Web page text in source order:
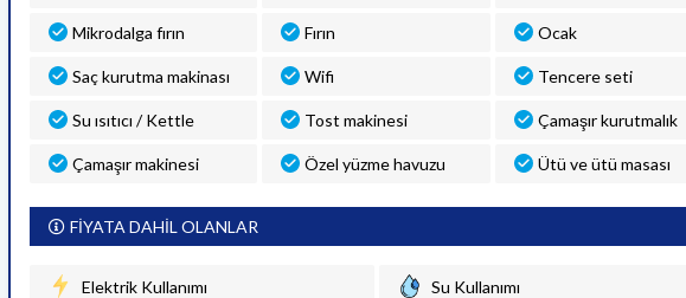
Mikrodalga fırın Fırın Ocak
Saç kurutma makinası Wifi Tencere seti
Su ısıtıcı / Kettle Tost makinesi Çamaşır kurutmalık
Çamaşır makinesi Özel yüzme havuzu Ütü ve ütü masası
FİYATA DAHİL OLANLAR
Elektrik Kullanımı Su Kullanımı